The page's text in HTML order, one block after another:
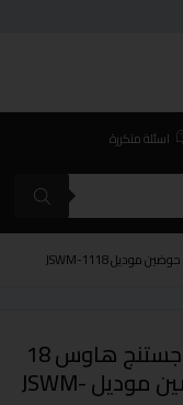
اسئلة متكررة
غسالة جستنج هاوس 18
ك حوضين موديل JSWM-